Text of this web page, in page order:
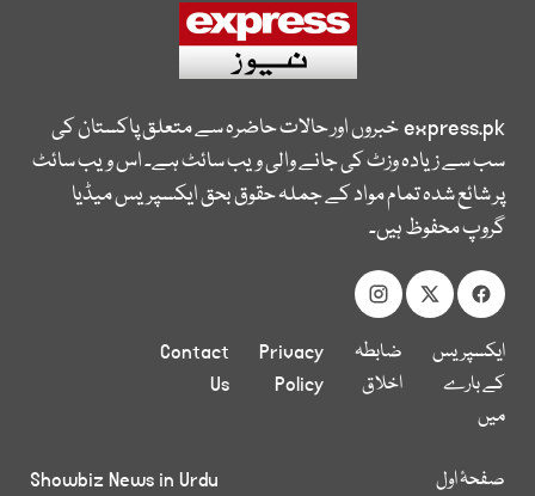
express.pkخبروں اور حالات حاضرہ سے متعلق پاکستان کی
سب سے زیادہ وزٹ کی جانے والی ویب سائٹ ہے۔ اس ویب سائٹ
پر شائع شدہ تمام مواد کے جملہ حقوق بحق ایکسپریس میڈیا
گروپ محفوظ ہیں۔
ایکسپریس
کے بارے
میں
ضابطہ
اخلاق
Privacy
Policy
Contact
Us
صفحۂ اول
Showbiz News in Urdu